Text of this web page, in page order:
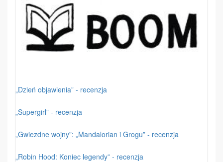
„Dzień objawienia” - recenzja
„Supergirl” - recenzja
„Gwiezdne wojny”: „Mandalorian i Grogu” - recenzja
„Robin Hood: Koniec legendy” - recenzja